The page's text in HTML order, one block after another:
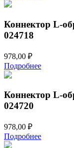
Коннектор L-
024718
978,00 ₽
Подробнее
Коннектор L-
024720
978,00 ₽
Подробнее